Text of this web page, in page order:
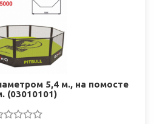
5,4 м., на помосте
(03010101)